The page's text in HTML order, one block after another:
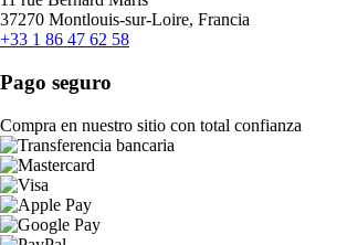
37270 Montlouis-sur-Loire, Francia
+33 1 86 47 62 58
Pago seguro
Compra en nuestro sitio con total confianza